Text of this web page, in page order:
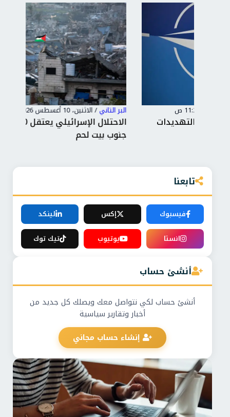
البر التاني
الاحتلال الإسرائيلي يعتقل 10 فلسطينيين
تابعنا
فيسبوك إكس
لينكد
انستا
يوتيوب تيك توك
أنشئ حساب
أنشئ حساب لكي نتواصل معك ويصلك كل جديد من
أخبار وتقارير سياسية
إنشاء حساب مجاني